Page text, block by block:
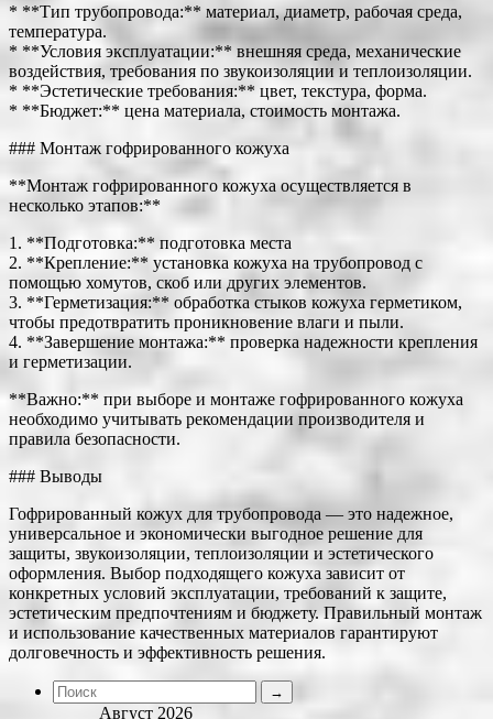
* **Тип трубопровода:** материал, диаметр, рабочая среда,
температура.
* **Условия эксплуатации:** внешняя среда, механические
воздействия, требования по звукоизоляции и теплоизоляции.
* **Эстетические требования:** цвет, текстура, форма.
* **Бюджет:** цена материала, стоимость монтажа.
### Монтаж гофрированного кожуха
**Монтаж гофрированного кожуха осуществляется в
несколько этапов:**
1. **Подготовка:** подготовка места
2. **Крепление:** установка кожуха на трубопровод с
помощью хомутов, скоб или других элементов.
3. **Герметизация:** обработка стыков кожуха герметиком,
чтобы предотвратить проникновение влаги и пыли.
4. **Завершение монтажа:** проверка надежности крепления
и герметизации.
**Важно:** при выборе и монтаже гофрированного кожуха
необходимо учитывать рекомендации производителя и
правила безопасности.
### Выводы
Гофрированный кожух для трубопровода — это надежное,
универсальное и экономически выгодное решение для
защиты, звукоизоляции, теплоизоляции и эстетического
оформления. Выбор подходящего кожуха зависит от
конкретных условий эксплуатации, требований к защите,
эстетическим предпочтениям и бюджету. Правильный монтаж
и использование качественных материалов гарантируют
долговечность и эффективность решения.
Август 2026